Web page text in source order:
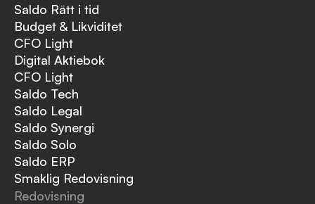
Saldo Rätt i tid
Budget & Likviditet
CFO Light
Digital Aktiebok
CFO Light
Saldo Tech
Saldo Legal
Saldo Synergi
Saldo Solo
Saldo ERP
Smaklig Redovisning
Redovisning